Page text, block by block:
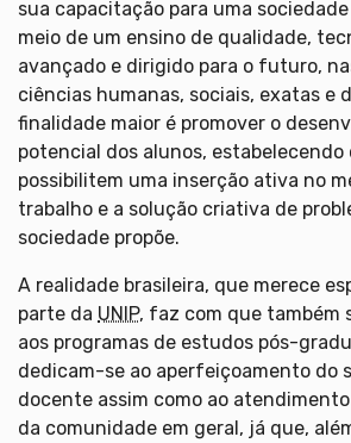
sua capacitação para uma
meio de um ensino de qualidade,
avançado e dirigido para o futuro,
ciências humanas, sociais, exatas e
finalidade maior é promover o
potencial dos alunos, estabelecendo
possibilitem uma inserção ativa no
trabalho e a solução criativa de
sociedade propõe.
A realidade brasileira, que merece
parte da UNIP, faz com que também
aos programas de estudos pós-
dedicam-se ao aperfeiçoamento do
docente assim como ao
da comunidade em geral, já que,